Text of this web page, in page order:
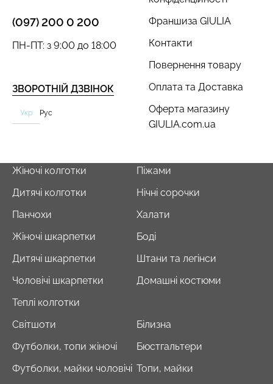
Франшиза GIULIA
Контакти
Повернення товару
Оплата та Доставка
Оферта магазину
GIULIA.com.ua
(097) 200 0 200
ЗВОРОТНІЙ ДЗВІНОК
ПН-ПТ: з 9:00 до 18:00
Укр Рус
Жіночі колготки
Дитячі колготки
Панчохи
Жіночі шкарпетки
Дитячі шкарпетки
Чоловічі шкарпетки
Теплі колготки
Піжами
Нічні сорочки
Халати
Боді
Штани та легінси
Домашні костюми
Світшоти
Футболки, топи жіночі
Футболки, майки чоловічі
Білизна
Бюстгальтери
Топи, майки